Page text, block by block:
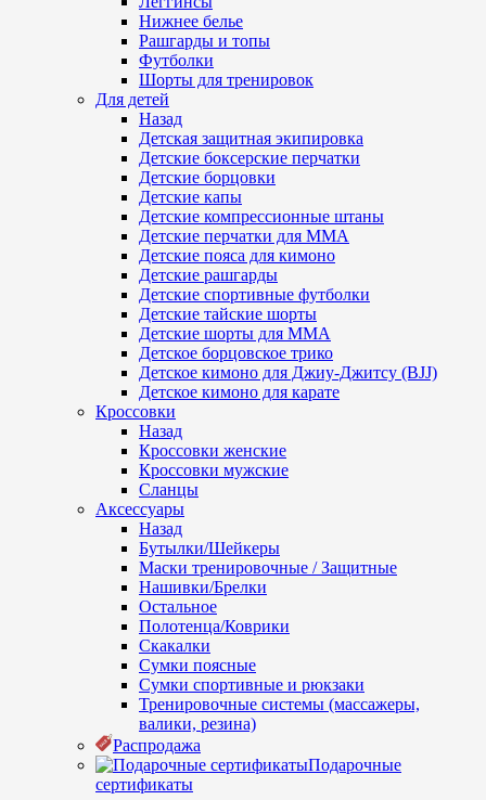
Нижнее белье
Рашгарды и топы
Футболки
Шорты для тренировок
Для детей
Назад
Детская защитная экипировка
Детские боксерские перчатки
Детские борцовки
Детские капы
Детские компрессионные штаны
Детские перчатки для ММА
Детские пояса для кимоно
Детские рашгарды
Детские спортивные футболки
Детские тайские шорты
Детские шорты для ММА
Детское борцовское трико
Детское кимоно для Джиу-Джитсу (BJJ)
Детское кимоно для карате
Кроссовки
Назад
Кроссовки женские
Кроссовки мужские
Сланцы
Аксессуары
Назад
Бутылки/Шейкеры
Маски тренировочные / Защитные
Нашивки/Брелки
Остальное
Полотенца/Коврики
Скакалки
Сумки поясные
Сумки спортивные и рюкзаки
Тренировочные системы (массажеры,
валики, резина)
Распродажа
Подарочные
сертификаты